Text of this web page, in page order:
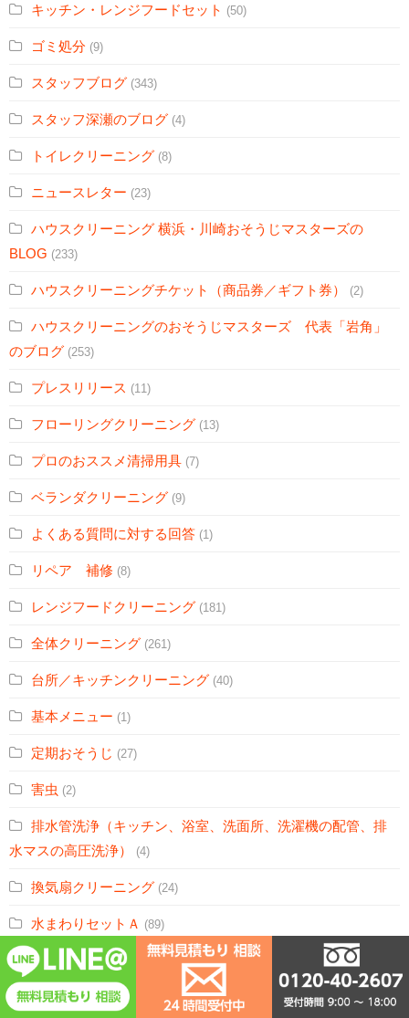
キッチン・レンジフードセット (50)
ゴミ処分 (9)
スタッフブログ (343)
スタッフ深瀬のブログ (4)
トイレクリーニング (8)
ニュースレター (23)
ハウスクリーニング 横浜・川崎おそうじマスターズの
BLOG (233)
ハウスクリーニングチケット（商品券／ギフト券） (2)
ハウスクリーニングのおそうじマスターズ 代表「岩角」
のブログ (253)
プレスリリース (11)
フローリングクリーニング (13)
プロのおススメ清掃用具 (7)
ベランダクリーニング (9)
よくある質問に対する回答 (1)
リペア 補修 (8)
レンジフードクリーニング (181)
全体クリーニング (261)
台所／キッチンクリーニング (40)
基本メニュー (1)
定期おそうじ (27)
害虫 (2)
排水管洗浄（キッチン、浴室、洗面所、洗濯機の配管、排
水マスの高圧洗浄）
(4)
換気扇クリーニング (24)
水まわりセットＡ (89)
水まわりセットＢ (80)
水まわりセットＣ